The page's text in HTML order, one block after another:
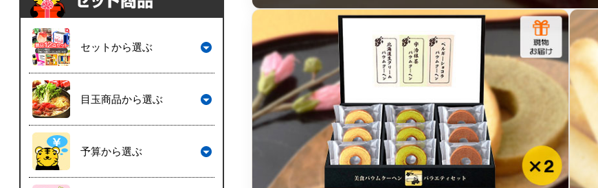
セットから選ぶ
目玉商品から選ぶ
予算から選ぶ